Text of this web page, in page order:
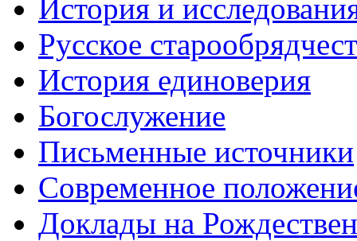
История и
Русское
История единоверия
Богослужение
Письменные источники
Современное
Доклады на